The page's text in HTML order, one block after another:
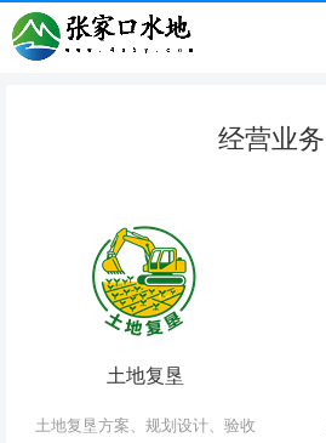
经营业务
土地复垦
土地复垦方案、规划设计、验收